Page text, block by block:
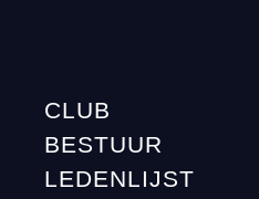
CLUB
BESTUUR
LEDENLIJST